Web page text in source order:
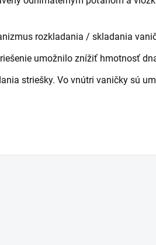
rozkladania / skladania
umožnilo znížiť hmotnosť
striešky. Vo vnútri vaničky sú